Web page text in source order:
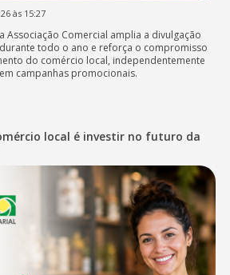
às 15:27
Associação Comercial amplia a divulgação
todo o ano e reforça o compromisso
do comércio local, independentemente
campanhas promocionais.
local é investir no futuro da